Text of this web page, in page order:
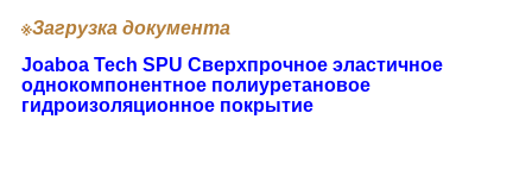
※Загрузка документа
Joaboa Tech SPU Сверхпрочное эластичное
однокомпонентное полиуретановое
гидроизоляционное покрытие